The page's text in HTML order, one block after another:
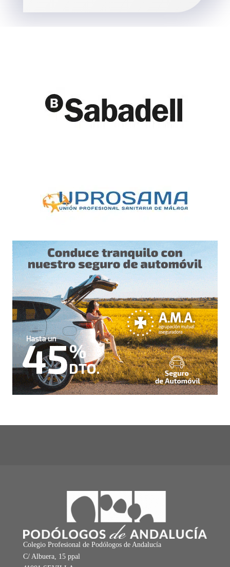
Colegio Profesional de Podólogos de Andalucía
C/ Albuera, 15 ppal